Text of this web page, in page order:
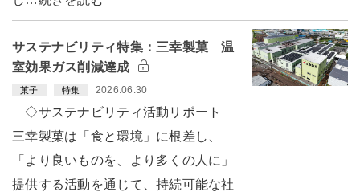
サステナビリティ特集：三幸製菓 温
室効果ガス削減達成
菓子 特集 2026.06.30
◇サステナビリティ活動リポート
三幸製菓は「食と環境」に根差し、
「より良いものを、より多くの人に」
提供する活動を通じて、持続可能な社